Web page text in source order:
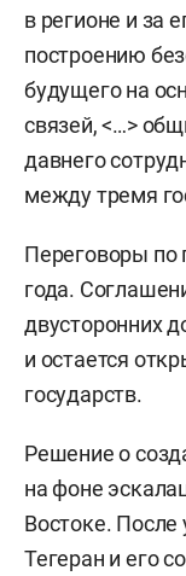
в регионе и за
построению
будущего на
связей, <…>
давнего
между тремя
Переговоры по
года.
двусторонних
и остается
государств.
Решение о
на фоне
Востоке.
Тегеран и его